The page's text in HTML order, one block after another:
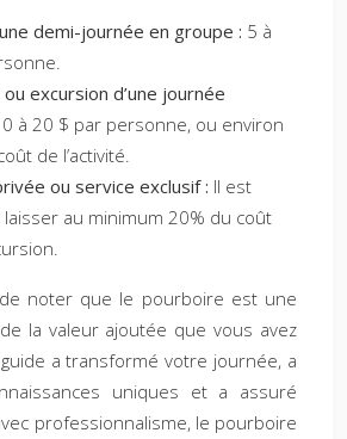
demi-journée en groupe : 5 à
excursion d’une journée
à 20 $ par personne, ou environ
de l’activité.
ou service exclusif : Il est
au minimum 20% du coût
noter que le pourboire est une
la valeur ajoutée que vous avez
a transformé votre journée, a
uniques et a assuré
professionnalisme, le pourboire